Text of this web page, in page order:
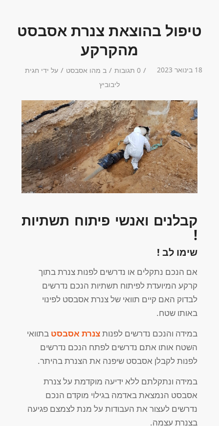
טיפול בהוצאת צנרת אסבסט
מהקרקע
18 בינואר 2023 / 0 תגובות / ב מהו אסבסט / על ידי חגית
ליבוביץ
קבלנים ואנשי פיתוח תשתיות
!
שימו לב !
אם הנכם נתקלים או נדרשים לפנות צנרת בתוך
קרקע המיועדת לפיתוח תשתיות הנכם נדרשים
לבדוק האם קיים תוואי של צנרת אסבסט לפינוי
באותו שטח.
במידה והנכם נדרשים לפנותצנרת אסבסט בתוואי
השטח אותו אתם נדרשים לפתח הנכם נדרשים
לפנות לקבלן אסבסט שיפנה את הצנרת בהיתר.
במידה ונתקלתם ללא ידיעה מוקדמת על צנרת
אסבסט הנמצאת באדמה בגילוי מוקדם הנכם
נדרשים לעצור את העבודות על מנת לצמצם פגיעה
בצנרת עצמה.